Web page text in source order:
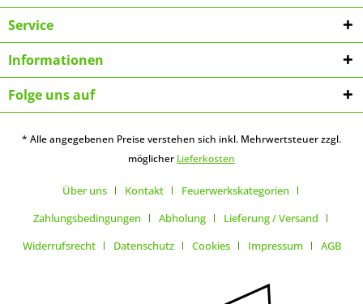
Service
Informationen
Folge uns auf
* Alle angegebenen Preise verstehen sich inkl. Mehrwertsteuer zzgl.
möglicher Lieferkosten
Über uns Kontakt
Feuerwerkskategorien
Zahlungsbedingungen
Abholung
Lieferung / Versand
Widerrufsrecht
Datenschutz Cookies Impressum AGB